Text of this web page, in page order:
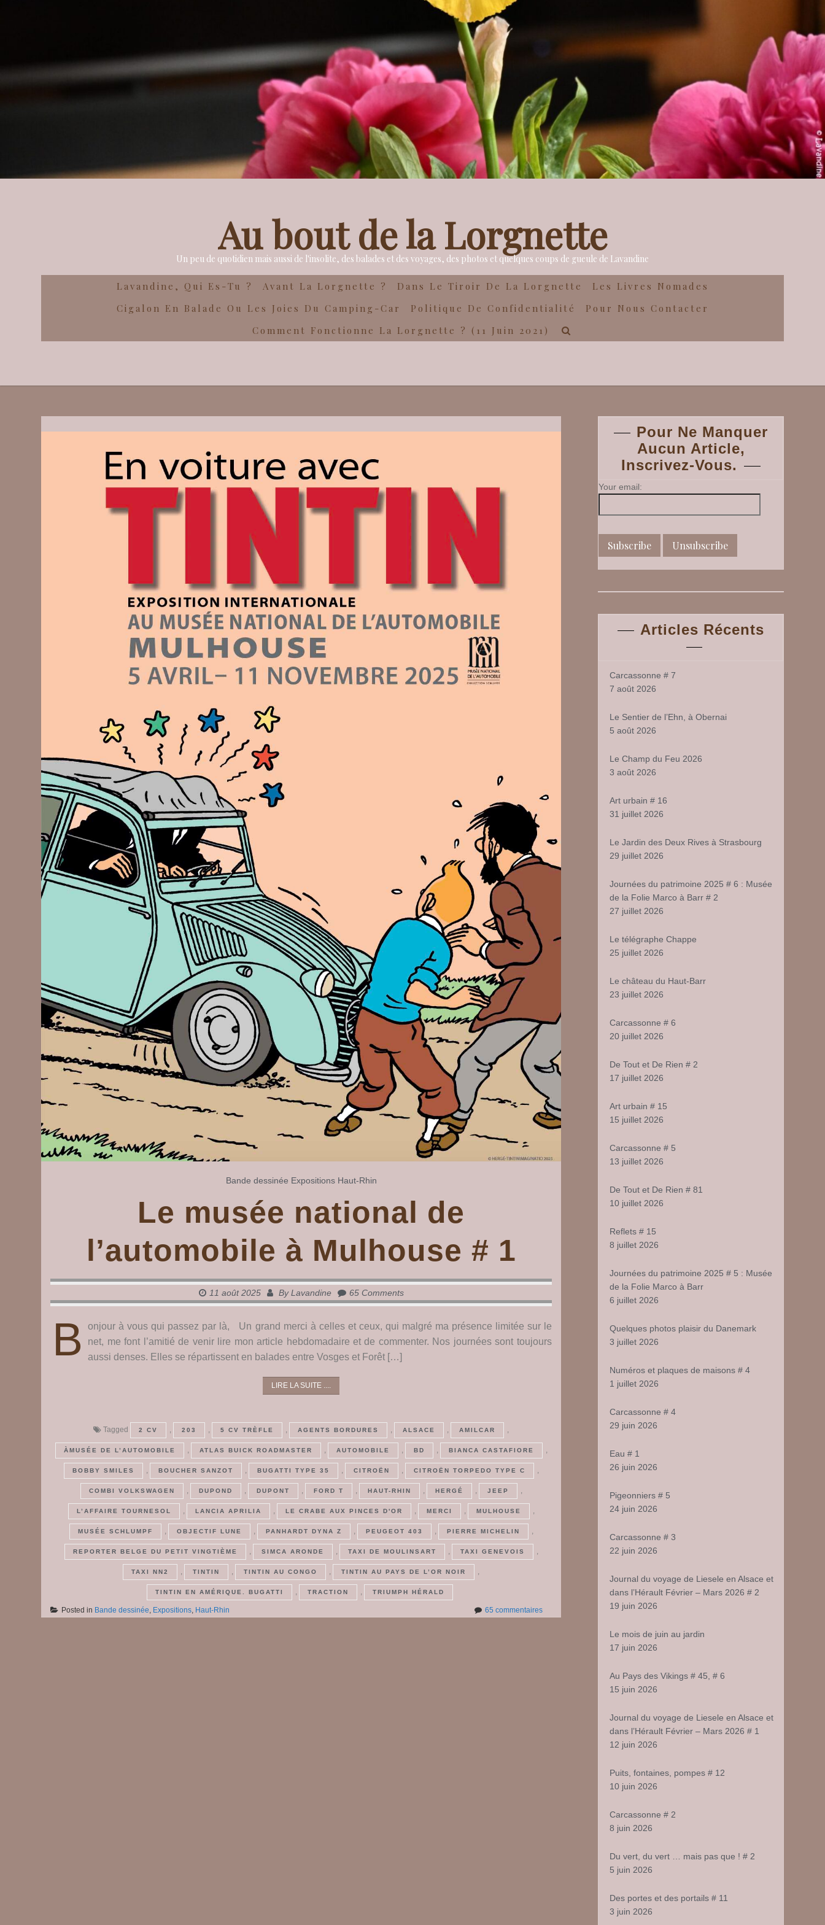
Au bout de la Lorgnette
Un peu de quotidien mais aussi de l'insolite, des balades et des voyages, des photos et quelques coups de gueule de Lavandine
Lavandine, Qui Es-Tu ? Avant La Lorgnette ? Dans Le Tiroir De La Lorgnette
Les Livres Nomades
Cigalon En Balade Ou Les Joies Du Camping-Car
Politique De Confidentialité
Pour Nous Contacter
Comment Fonctionne La Lorgnette ? (11 Juin 2021)
Bande dessinée Expositions Haut-Rhin
Le musée national de
l’automobile à Mulhouse # 1
11 août 2025 ByLavandine 65 Comments
B
onjour à vous qui passez par là, Un grand merci à celles et ceux, qui malgré ma présence limitée sur le
net, me font l’amitié de venir lire mon article hebdomadaire et de commenter. Nos journées sont toujours
aussi denses. Elles se répartissent en balades entre Vosges et Forêt […]
LIRE LA SUITE ....
Tagged 2 CV 203 5 CV TRÈFLE AGENTS BORDURES ALSACE AMILCAR
ÀMUSÉE DE L’AUTOMOBILE ATLAS BUICK ROADMASTER AUTOMOBILE BD BIANCA CASTAFIORE
BOBBY SMILES BOUCHER SANZOT BUGATTI TYPE 35 CITROËN CITROËN TORPEDO TYPE C
COMBI VOLKSWAGEN DUPOND DUPONT FORD T HAUT-RHIN HERGÉ JEEP
L’AFFAIRE TOURNESOL LANCIA APRILIA LE CRABE AUX PINCES D'OR MERCI MULHOUSE
MUSÉE SCHLUMPF OBJECTIF LUNE PANHARDT DYNA Z PEUGEOT 403 PIERRE MICHELIN
REPORTER BELGE DU PETIT VINGTIÈME SIMCA ARONDE TAXI DE MOULINSART TAXI GENEVOIS
TAXI NN2 TINTIN TINTIN AU CONGO TINTIN AU PAYS DE L’OR NOIR
TINTIN EN AMÉRIQUE. BUGATTI TRACTION TRIUMPH HÉRALD
Posted in Bande dessinée Expositions Haut-Rhin 65 commentairessur
Pour Ne Manquer
Aucun Article,
Inscrivez-Vous.
Your email:
Articles Récents
Carcassonne # 7
7 août 2026
Le Sentier de l’Ehn, à Obernai
5 août 2026
Le Champ du Feu 2026
3 août 2026
Art urbain # 16
31 juillet 2026
Le Jardin des Deux Rives à Strasbourg
29 juillet 2026
Journées du patrimoine 2025 # 6 : Musée
de la Folie Marco à Barr # 2
27 juillet 2026
Le télégraphe Chappe
25 juillet 2026
Le château du Haut-Barr
23 juillet 2026
Carcassonne # 6
20 juillet 2026
De Tout et De Rien # 2
17 juillet 2026
Art urbain # 15
15 juillet 2026
Carcassonne # 5
13 juillet 2026
De Tout et De Rien # 81
10 juillet 2026
Reflets # 15
8 juillet 2026
Journées du patrimoine 2025 # 5 : Musée
de la Folie Marco à Barr
6 juillet 2026
Quelques photos plaisir du Danemark
3 juillet 2026
Numéros et plaques de maisons # 4
1 juillet 2026
Carcassonne # 4
29 juin 2026
Eau # 1
26 juin 2026
Pigeonniers # 5
24 juin 2026
Carcassonne # 3
22 juin 2026
Journal du voyage de Liesele en Alsace et
dans l’Hérault Février – Mars 2026 # 2
19 juin 2026
Le mois de juin au jardin
17 juin 2026
Au Pays des Vikings # 45, # 6
15 juin 2026
Journal du voyage de Liesele en Alsace et
dans l’Hérault Février – Mars 2026 # 1
12 juin 2026
Puits, fontaines, pompes # 12
10 juin 2026
Carcassonne # 2
8 juin 2026
Du vert, du vert … mais pas que ! # 2
5 juin 2026
Des portes et des portails # 11
3 juin 2026